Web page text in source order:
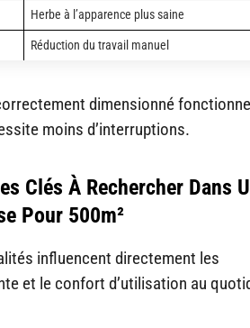
Herbe à l’apparence plus saine
Réduction du travail manuel
dimensionné
moins d’interruptions.
Clés À Rechercher Dans
Pour 500m²
influencent directement les
et le confort d’utilisation au